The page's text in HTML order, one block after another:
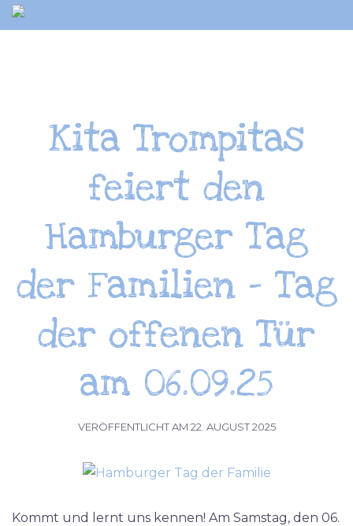
Springe
zum
Kita Trompitas
feiert den
Hamburger Tag
der Familien – Tag
der offenen Tür
am 06.09.25
VERÖFFENTLICHT AM 22. AUGUST 2025
Kommt und lernt uns kennen! Am Samstag, den 06.